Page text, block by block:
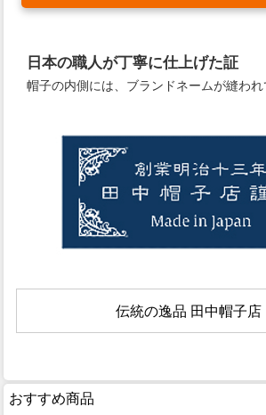
日本の職人が丁寧に仕上げた証
帽子の内側には、ブランドネームが縫われ
伝統の逸品 田中帽子店
おすすめ商品